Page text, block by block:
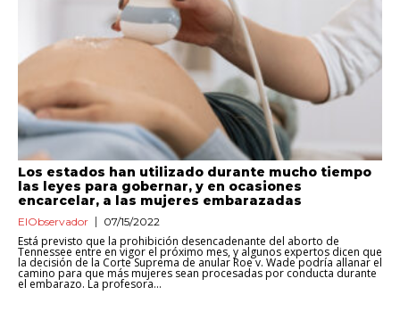
Los estados han utilizado durante mucho tiempo
las leyes para gobernar, y en ocasiones
encarcelar, a las mujeres embarazadas
ElObservador 07/15/2022
Está previsto que la prohibición desencadenante del aborto de
Tennessee entre en vigor el próximo mes, y algunos expertos dicen que
la decisión de la Corte Suprema de anular Roe v. Wade podría allanar el
camino para que más mujeres sean procesadas por conducta durante
el embarazo. La profesora...